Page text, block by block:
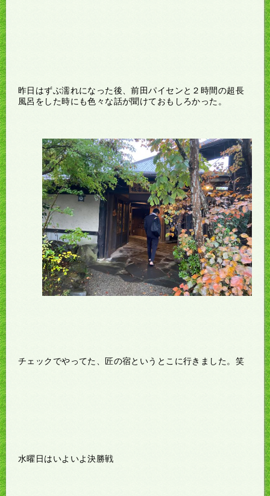
昨日はずぶ濡れになった後、前田パイセンと２時間の超長
風呂をした時にも色々な話が聞けておもしろかった。
チェックでやってた、匠の宿というとこに行きました。笑
水曜日はいよいよ決勝戦